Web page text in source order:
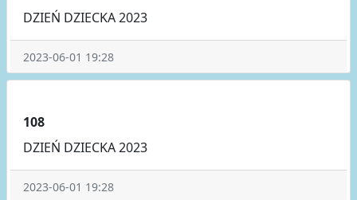
DZIEŃ DZIECKA 2023
2023-06-01 19:28
108
DZIEŃ DZIECKA 2023
2023-06-01 19:28